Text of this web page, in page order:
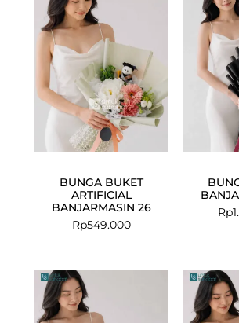
BUNGA BUKET
ARTIFICIAL
BANJARMASIN 26
Rp549.000
Rp